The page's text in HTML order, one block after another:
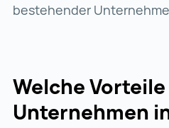
bestehender
Welche
Unternehmen